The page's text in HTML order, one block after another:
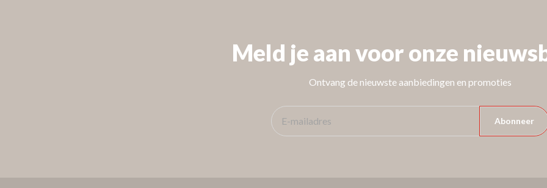
Meld je aan voor onze
Ontvang de nieuwste aanbiedingen en promoties
Abonneer